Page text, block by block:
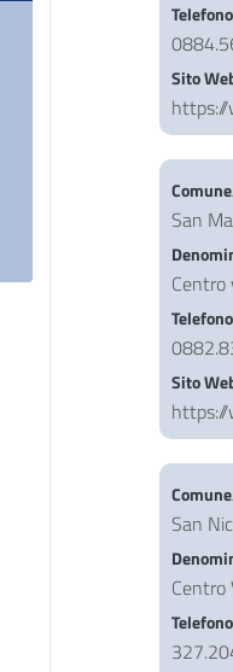
Telefono
Sito
https://
San
Centro
Telefono
Sito
https://
San
Centro
Telefono